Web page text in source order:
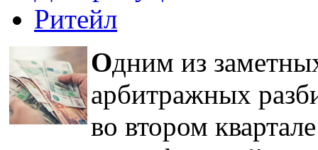
Ритейл
Одним из
арбитражных
во втором